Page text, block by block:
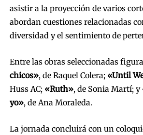
asistir a la proyección de varios
abordan cuestiones relacionadas
diversidad y el sentimiento de
Entre las obras seleccionadas
chicos», de Raquel Colera; «Until
Huss AC; «Ruth», de Sonia Martí; y
yo», de Ana Moraleda.
La jornada concluirá con un